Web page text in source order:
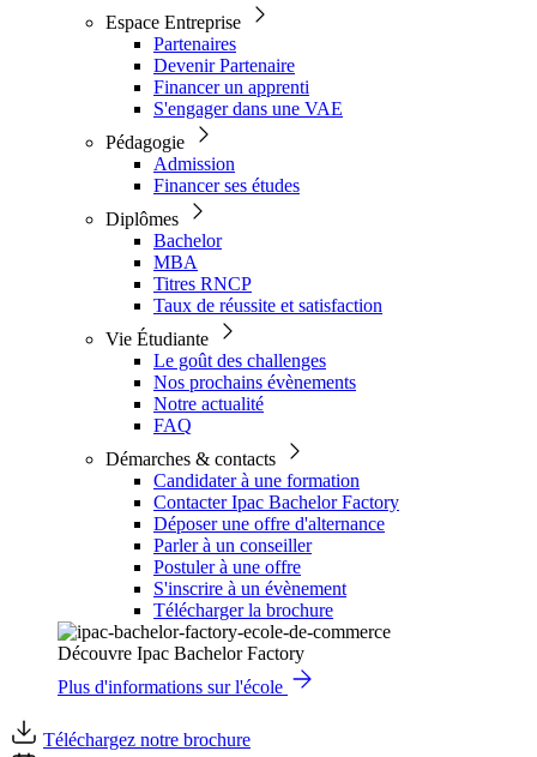
Espace Entreprise
Partenaires
Devenir Partenaire
Financer un apprenti
S'engager dans une VAE
Pédagogie
Admission
Financer ses études
Diplômes
Bachelor
MBA
Titres RNCP
Taux de réussite et satisfaction
Vie Étudiante
Le goût des challenges
Nos prochains évènements
Notre actualité
FAQ
Démarches & contacts
Candidater à une formation
Contacter Ipac Bachelor Factory
Déposer une offre d'alternance
Parler à un conseiller
Postuler à une offre
S'inscrire à un évènement
Télécharger la brochure
Découvre Ipac Bachelor Factory
Plus d'informations sur l'école
Téléchargez notre brochure